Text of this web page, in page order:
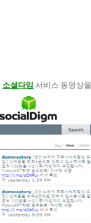
소셜다임 서비스 동영상